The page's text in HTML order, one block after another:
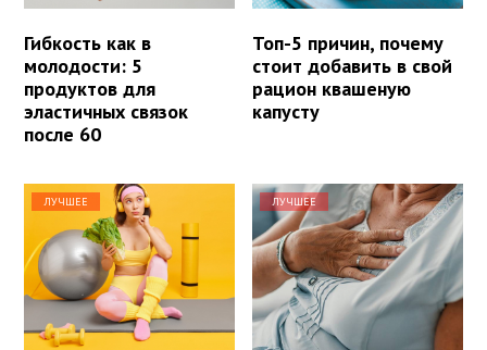
Гибкость как в
молодости: 5
продуктов для
эластичных связок
после 60
Топ-5 причин, почему
стоит добавить в свой
рацион квашеную
капусту
ЛУЧШЕЕ ЛУЧШЕЕ